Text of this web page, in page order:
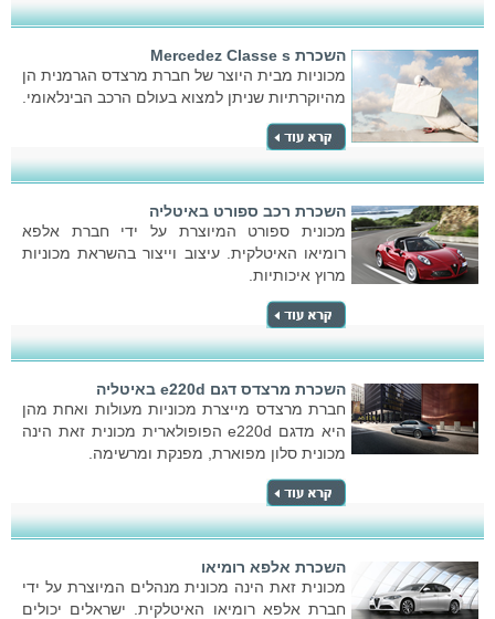
השכרת Mercedez Classe s
מכוניות מבית היוצר של חברת מרצדס הגרמנית הן
מהיוקרתיות שניתן למצוא בעולם הרכב הבינלאומי.
השכרת רכב ספורט באיטליה
מכונית ספורט המיוצרת על ידי חברת אלפא
רומיאו האיטלקית. עיצוב וייצור בהשראת מכוניות
מרוץ איכותיות.
השכרת מרצדס דגם e220d באיטליה
חברת מרצדס מייצרת מכוניות מעולות ואחת מהן
היא מדגם e220d הפופולארית מכונית זאת הינה
מכונית סלון מפוארת, מפנקת ומרשימה.
השכרת אלפא רומיאו
מכונית זאת הינה מכונית מנהלים המיוצרת על ידי
חברת אלפא רומיאו האיטלקית. ישראלים יכולים